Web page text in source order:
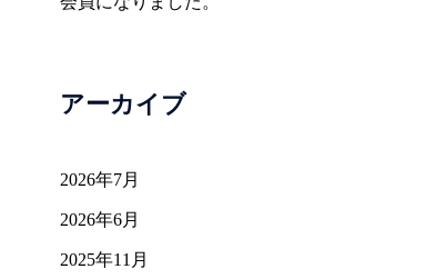
アーカイブ
2026年7月
2026年6月
2025年11月